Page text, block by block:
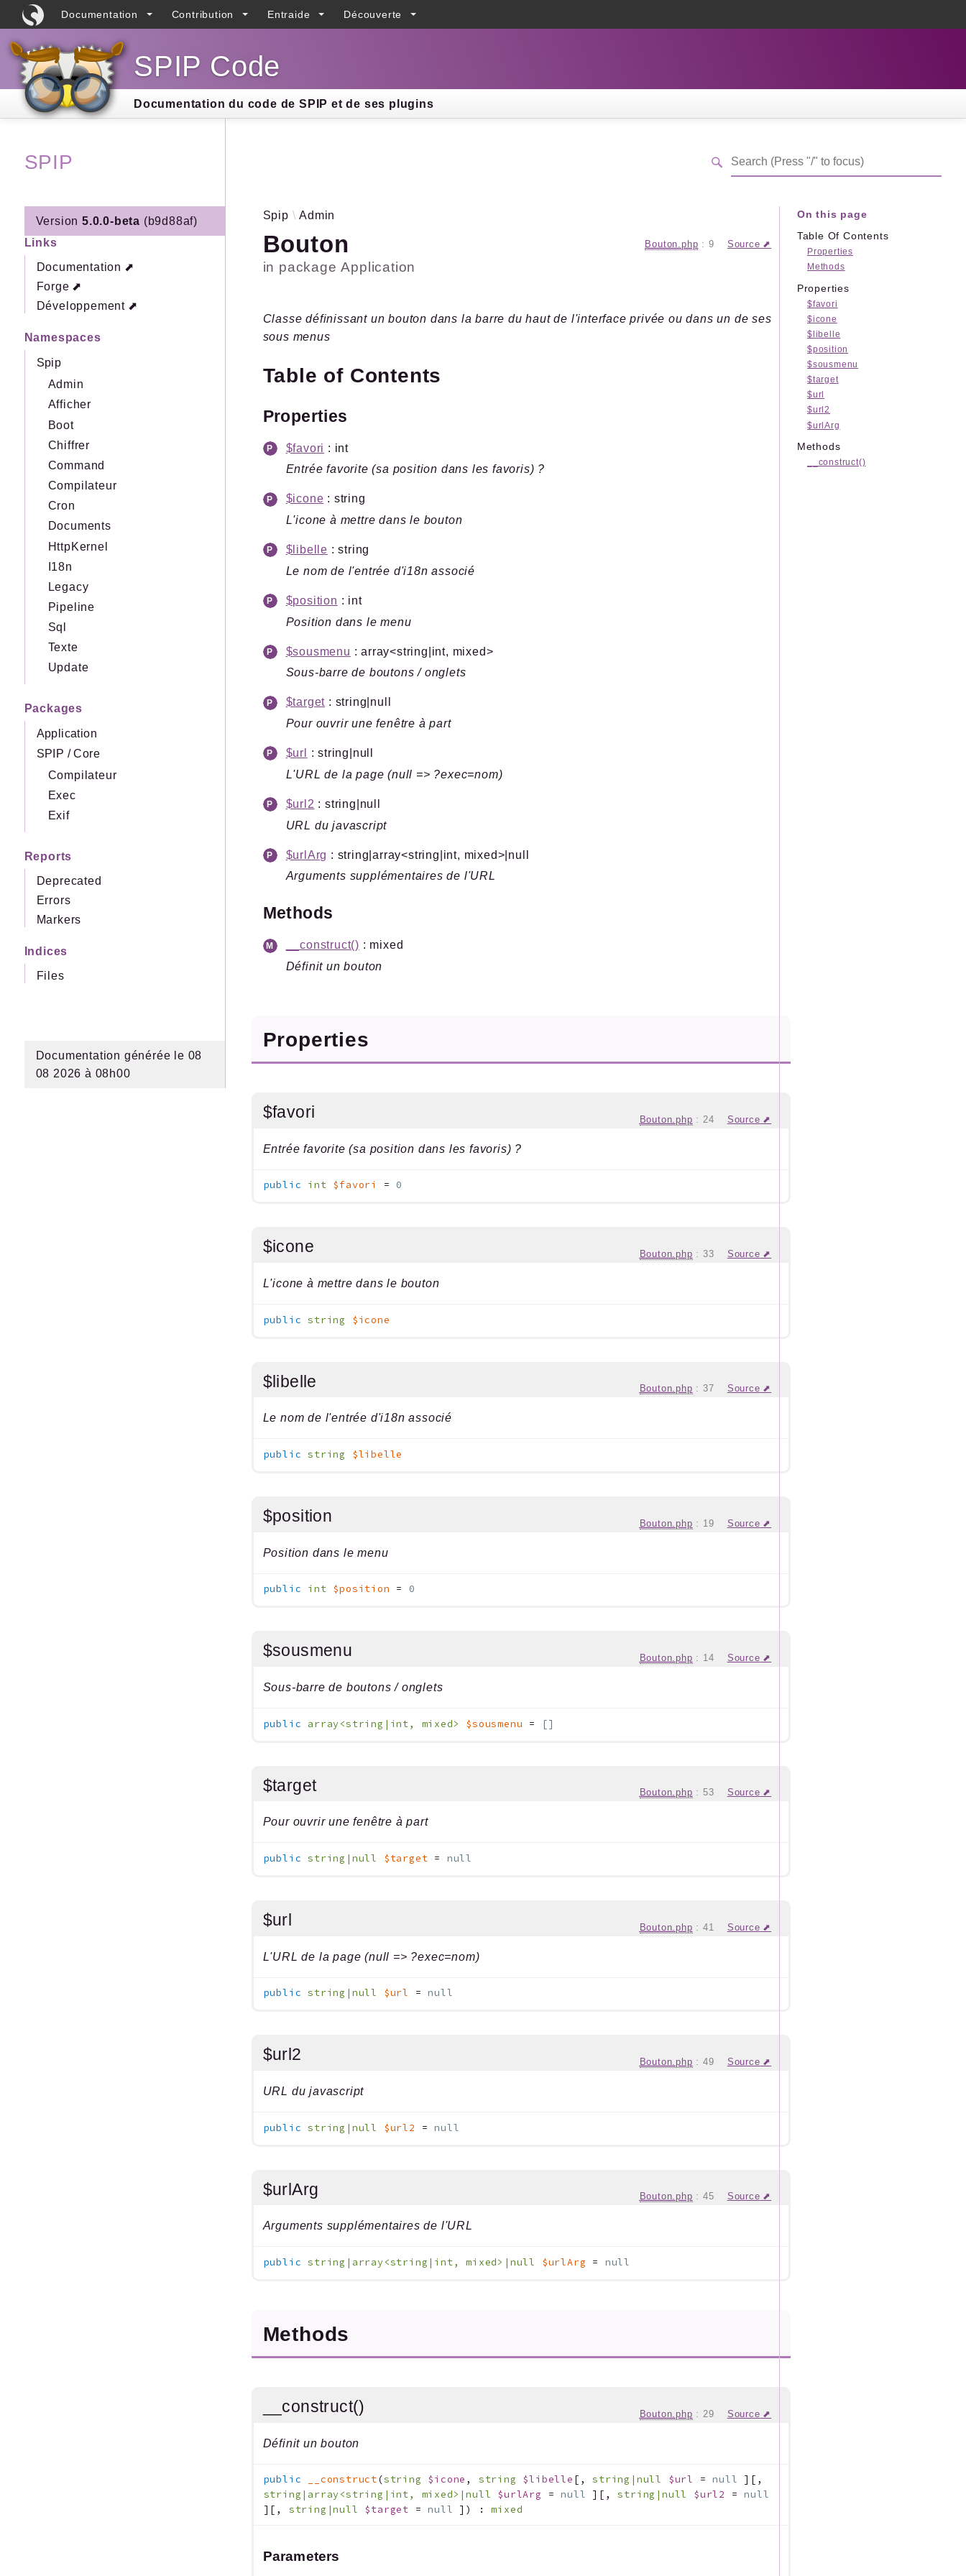
Documentation Contribution Entraide Découverte
SPIP Code
Documentation du code de SPIP et de ses plugins
SPIP
Version 5.0.0-beta (b9d88af)
Links
Documentation
Forge
Développement
Namespaces
Spip
Admin
Afficher
Boot
Chiffrer
Command
Compilateur
Cron
Documents
HttpKernel
I18n
Legacy
Pipeline
Sql
Texte
Update
Packages
Application
SPIP / Core
Compilateur
Exec
Exif
Reports
Deprecated
Errors
Markers
Indices
Files
Documentation générée le 08
08 2026 à 08h00
Spip Admin
Bouton
in packageApplication
Bouton.php : 9 Source
Classe définissant un bouton dans la barre du haut de l'interface privée ou dans un de ses
sous menus
Table of Contents
Properties
$favori : int
Entrée favorite (sa position dans les favoris) ?
$icone : string
L'icone à mettre dans le bouton
$libelle : string
Le nom de l'entrée d'i18n associé
$position : int
Position dans le menu
$sousmenu : array<string|int, mixed>
Sous-barre de boutons / onglets
$target : string|null
Pour ouvrir une fenêtre à part
$url
: string|null
L'URL de la page (null => ?exec=nom)
$url2 : string|null
URL du javascript
$urlArg : string|array<string|int, mixed>|null
Arguments supplémentaires de l'URL
Methods
__construct() : mixed
Définit un bouton
Properties
$favori Bouton.php : 24 Source
Entrée favorite (sa position dans les favoris) ?
public int $favori = 0
$icone Bouton.php : 33 Source
L'icone à mettre dans le bouton
public string $icone
$libelle Bouton.php : 37 Source
Le nom de l'entrée d'i18n associé
public string $libelle
$position Bouton.php : 19 Source
Position dans le menu
public int $position = 0
$sousmenu Bouton.php : 14 Source
Sous-barre de boutons / onglets
public array<string|int, mixed> $sousmenu = []
$target Bouton.php : 53 Source
Pour ouvrir une fenêtre à part
public string|null $target = null
$url Bouton.php : 41 Source
L'URL de la page (null => ?exec=nom)
public string|null $url =null
$url2 Bouton.php : 49 Source
URL du javascript
public string|null $url2 =null
$urlArg Bouton.php : 45 Source
Arguments supplémentaires de l'URL
public string|array<string|int, mixed>|null $urlArg = null
Methods
__construct() Bouton.php : 29 Source
Définit un bouton
public __construct(string $icone , string $libelle [ ,string|null $url =null ] [ ,
string|array<string|int, mixed>|null $urlArg =null ] [ ,string|null $url2 =null
] [ , string|null $target =null ] ) :mixed
Parameters
On this page
Table Of Contents
Properties
Methods
Properties
$favori
$icone
$libelle
$position
$sousmenu
$target
$url
$url2
$urlArg
Methods
__construct()
Search results